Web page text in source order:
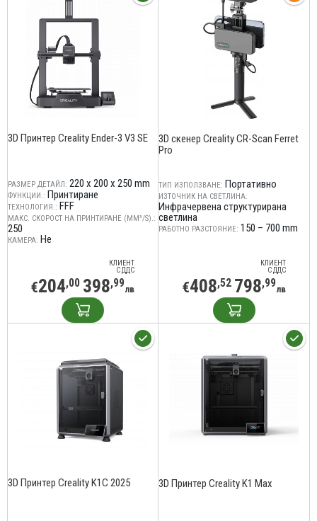
3D Принтер Creality Ender-3 V3 SE
РАЗМЕР ДЕТАЙЛ: 220 x 200 x 250 mm
ФУНКЦИИ.: Принтиране
ТЕХНОЛОГИЯ.: FFF
МАКС. СКОРОСТ НА ПРИНТИРАНЕ (MM³/S).:
250
КАМЕРА: Не
КЛИЕНТ
С ДДС
€204,00 398,99лв
3D скенер Creality CR-Scan Ferret
Pro
ТИП ИЗПОЛЗВАНЕ: Портативно
ИЗТОЧНИК НА СВЕТЛИНА:
Инфрачервена структурирана
светлина
РАБОТНО РАЗСТОЯНИЕ: 150 – 700 mm
КЛИЕНТ
С ДДС
€408,52 798,99лв
3D Принтер Creality K1C 2025 3D Принтер Creality K1 Max